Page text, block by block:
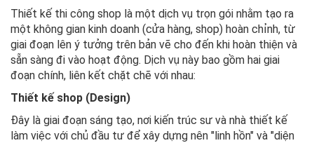
Thiết kế thi công shop là một dịch vụ trọn gói nhằm tạo ra
một không gian kinh doanh (cửa hàng, shop) hoàn chỉnh, từ
giai đoạn lên ý tưởng trên bản vẽ cho đến khi hoàn thiện và
sẵn sàng đi vào hoạt động. Dịch vụ này bao gồm hai giai
đoạn chính, liên kết chặt chẽ với nhau:
Thiết kế shop (Design)
Đây là giai đoạn sáng tạo, nơi kiến trúc sư và nhà thiết kế
làm việc với chủ đầu tư để xây dựng nên "linh hồn" và "diện